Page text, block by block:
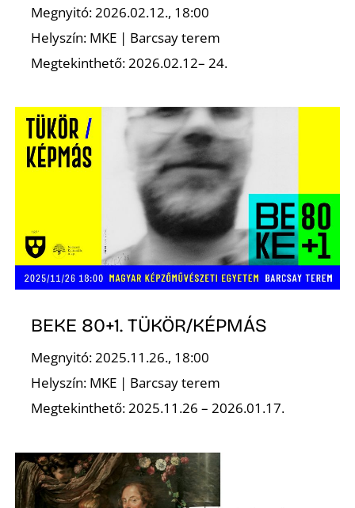
Megnyitó: 2026.02.12., 18:00
Helyszín: MKE | Barcsay terem
Megtekinthető: 2026.02.12– 24.
BEKE 80+1. TÜKÖR/KÉPMÁS
Megnyitó: 2025.11.26., 18:00
Helyszín: MKE | Barcsay terem
Megtekinthető: 2025.11.26 – 2026.01.17.